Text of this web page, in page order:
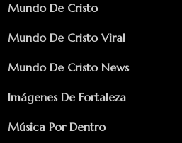
Mundo De Cristo
Mundo De Cristo Viral
Mundo De Cristo News
Imágenes De Fortaleza
Música Por Dentro